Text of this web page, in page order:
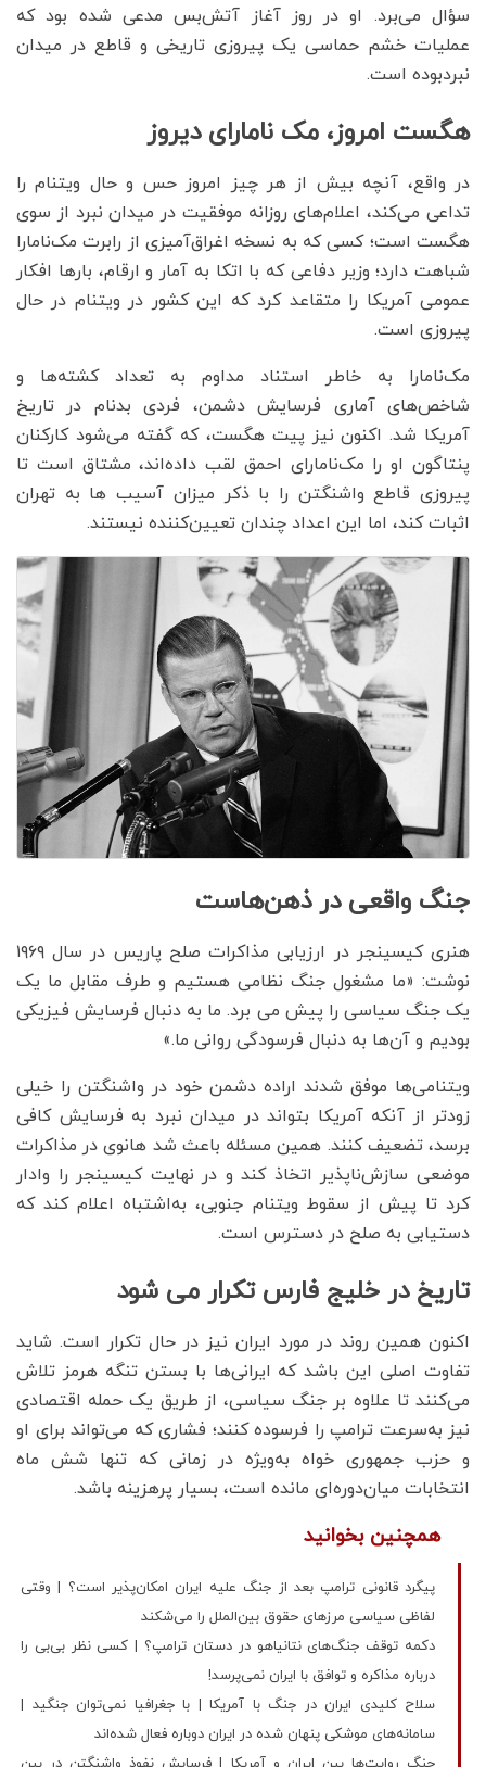
سؤال می‌برد. او در روز آغاز آتش‌بس مدعی شده بود که
عملیات خشم حماسی یک پیروزی تاریخی و قاطع در میدان
نبردبوده است.
هگست امروز، مک نامارای دیروز
در واقع، آنچه بیش از هر چیز امروز حس و حال ویتنام را
تداعی می‌کند، اعلام‌های روزانه موفقیت در میدان نبرد از سوی
هگست است؛ کسی که به نسخه اغراق‌آمیزی از رابرت مک‌نامارا
شباهت دارد؛ وزیر دفاعی که با اتکا به آمار و ارقام، بارها افکار
عمومی آمریکا را متقاعد کرد که این کشور در ویتنام در حال
پیروزی است.
مک‌نامارا به خاطر استناد مداوم به تعداد کشته‌ها و
شاخص‌های آماری فرسایش دشمن، فردی بدنام در تاریخ
آمریکا شد. اکنون نیز پیت هگست، که گفته می‌شود کارکنان
پنتاگون او را مک‌نامارای احمق لقب داده‌اند، مشتاق است تا
پیروزی قاطع واشنگتن را با ذکر میزان آسیب ها به تهران
اثبات کند، اما این اعداد چندان تعیین‌کننده نیستند.
جنگ واقعی در ذهن‌هاست
هنری کیسینجر در ارزیابی مذاکرات صلح پاریس در سال ۱۹۶۹
نوشت: «ما مشغول جنگ نظامی هستیم و طرف مقابل ما یک
یک جنگ سیاسی را پیش می برد. ما به دنبال فرسایش فیزیکی
بودیم و آن‌ها به دنبال فرسودگی روانی ما.»
ویتنامی‌ها موفق شدند اراده دشمن خود در واشنگتن را خیلی
زودتر از آنکه آمریکا بتواند در میدان نبرد به فرسایش کافی
برسد، تضعیف کنند. همین مسئله باعث شد هانوی در مذاکرات
موضعی سازش‌ناپذیر اتخاذ کند و در نهایت کیسینجر را وادار
کرد تا پیش از سقوط ویتنام جنوبی، به‌اشتباه اعلام کند که
دستیابی به صلح در دسترس است.
تاریخ در خلیج فارس تکرار می شود
اکنون همین روند در مورد ایران نیز در حال تکرار است. شاید
تفاوت اصلی این باشد که ایرانی‌ها با بستن تنگه هرمز تلاش
می‌کنند تا علاوه بر جنگ سیاسی، از طریق یک حمله اقتصادی
نیز به‌سرعت ترامپ را فرسوده کنند؛ فشاری که می‌تواند برای او
و حزب جمهوری خواه به‌ویژه در زمانی که تنها شش ماه
انتخابات میان‌دوره‌ای مانده است، بسیار پرهزینه باشد.
همچنین بخوانید
پیگرد قانونی ترامپ بعد از جنگ علیه ایران امکان‌پذیر است؟ | وقتی
لفاظی سیاسی مرزهای حقوق بین‌الملل را می‌شکند
دکمه توقف جنگ‌های نتانیاهو در دستان ترامپ؟ | کسی نظر بی‌بی را
درباره مذاکره و توافق با ایران نمی‌پرسد!
سلاح کلیدی ایران در جنگ با آمریکا | با جغرافیا نمی‌توان جنگید |
سامانه‌های موشکی پنهان‌ شده در ایران دوباره فعال شده‌اند